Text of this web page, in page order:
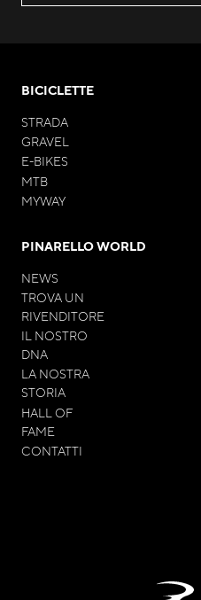
BICICLETTE
STRADA
GRAVEL
E-BIKES
MTB
MYWAY
PINARELLO WORLD
NEWS
TROVA UN
RIVENDITORE
IL NOSTRO
DNA
LA NOSTRA
STORIA
HALL OF
FAME
CONTATTI